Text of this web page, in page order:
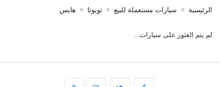
الرئيسية سيارات مستعملة للبيع تويوتا هايس
لم يتم العثور على سيارات...